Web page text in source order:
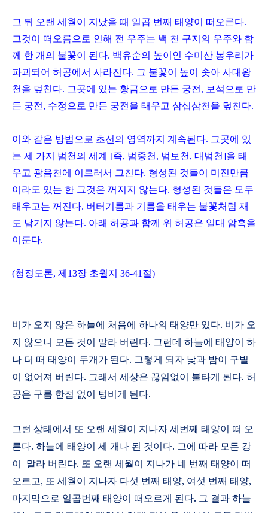
그 뒤 오랜 세월이 지났을 때 일곱 번째 태양이 떠오른다.
그것이 떠오름으로 인해 전 우주는 백 천 구지의 우주와 함
께 한 개의 불꽃이 된다. 백유순의 높이인 수미산 봉우리가
파괴되어 허공에서 사라진다. 그 불꽃이 높이 솟아 사대왕
천을 덮친다. 그곳에 있는 황금으로 만든 궁전 , 보석으로 만
든 궁전 , 수정으로 만든 궁전을 태우고 삼십삼천을 덮친다.
이와 같은 방법으로 초선의 영역까지 계속된다. 그곳에 있
는 세 가지 범천의 세계 [즉, 범중천 , 범보천 , 대범천]을 태
우고 광음천에 이르러서 그친다. 형성된 것들이 미진만큼
이라도 있는 한 그것은 꺼지지 않는다. 형성된 것들은 모두
태우고는 꺼진다. 버터기름과 기름을 태우는 불꽃처럼 재
도 남기지 않는다. 아래 허공과 함께 위 허공은 일대 암흑을
이룬다.
(청정도론, 제 13장 초월지 36-41 절)
비가 오지 않은 하늘에 처음에 하나의 태양만 있다. 비가 오
지 않으니 모든 것이 말라 버린다. 그런데 하늘에 태양이 하
나 더 떠 태양이 두개가 된다. 그렇게 되자 낮과 밤이 구별
이 없어져 버린다. 그래서 세상은 끊임없이 불타게 된다. 허
공은 구름 한점 없이 텅비게 된다.
그런 상태에서 또 오랜 세월이 지나자 세번째 태양이 떠 오
른다. 하늘에 태양이 세 개나 된 것이다. 그에 따라 모든 강
이 말라 버린다. 또 오랜 세월이 지나가 네 번째 태양이 떠
오르고, 또 세월이 지나자 다섯 번째 태양, 여섯 번째 태양,
마지막으로 일곱번째 태양이 떠오르게 된다. 그 결과 하늘